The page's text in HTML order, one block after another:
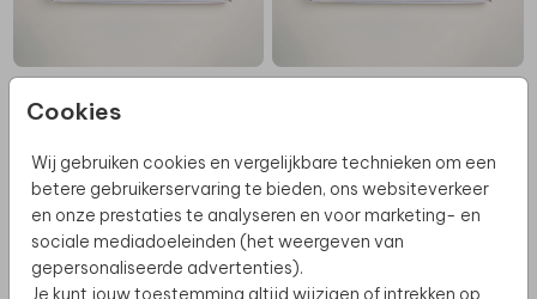
Cookies
Wij gebruiken cookies en vergelijkbare technieken om een
betere gebruikerservaring te bieden, ons websiteverkeer
en onze prestaties te analyseren en voor marketing- en
sociale mediadoeleinden (het weergeven van
gepersonaliseerde advertenties).
Je kunt jouw toestemming altijd wijzigen of intrekken op